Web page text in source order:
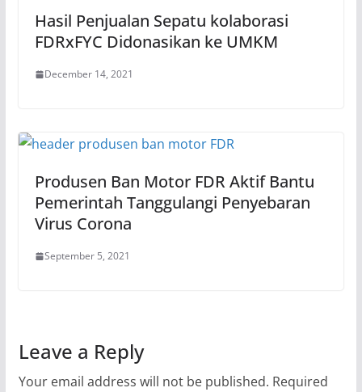
Hasil Penjualan Sepatu kolaborasi
FDRxFYC Didonasikan ke UMKM
December 14, 2021
Produsen Ban Motor FDR Aktif Bantu
Pemerintah Tanggulangi Penyebaran
Virus Corona
September 5, 2021
Leave a Reply
Your email address will not be published. Required